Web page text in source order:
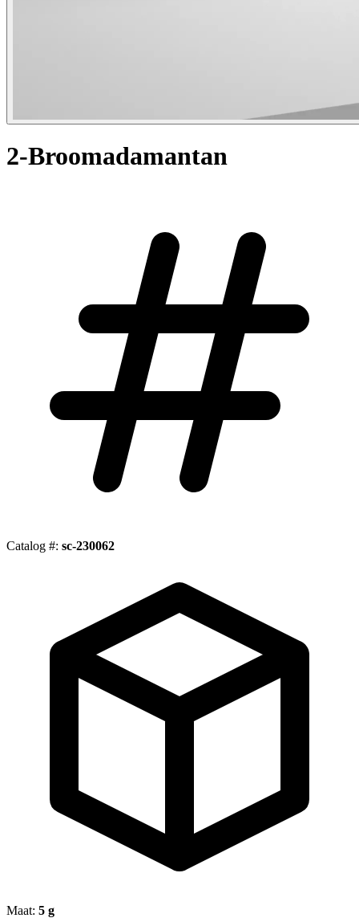
2-Broomadamantan
Catalog #: sc-230062
Maat: 5 g